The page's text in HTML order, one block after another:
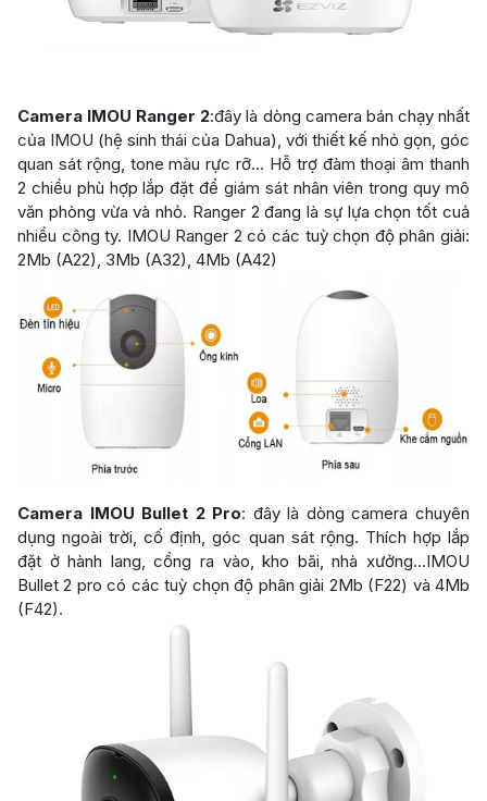
Camera IMOU Ranger 2:đây là dòng camera bán chạy nhất
của IMOU (hệ sinh thái của Dahua), với thiết kế nhỏ gọn, góc
quan sát rộng, tone màu rực rỡ… Hỗ trợ đàm thoại âm thanh
2 chiều phù hợp lắp đặt để giám sát nhân viên trong quy mô
văn phòng vừa và nhỏ. Ranger 2 đang là sự lựa chọn tốt cuả
nhiều công ty. IMOU Ranger 2 có các tuỳ chọn độ phân giải:
2Mb (A22), 3Mb (A32), 4Mb (A42)
Camera IMOU Bullet 2 Pro: đây là dòng camera chuyên
dụng ngoài trời, cố định, góc quan sát rộng. Thích hợp lắp
đặt ở hành lang, cổng ra vào, kho bãi, nhà xưởng…IMOU
Bullet 2 pro có các tuỳ chọn độ phân giải 2Mb (F22) và 4Mb
(F42).